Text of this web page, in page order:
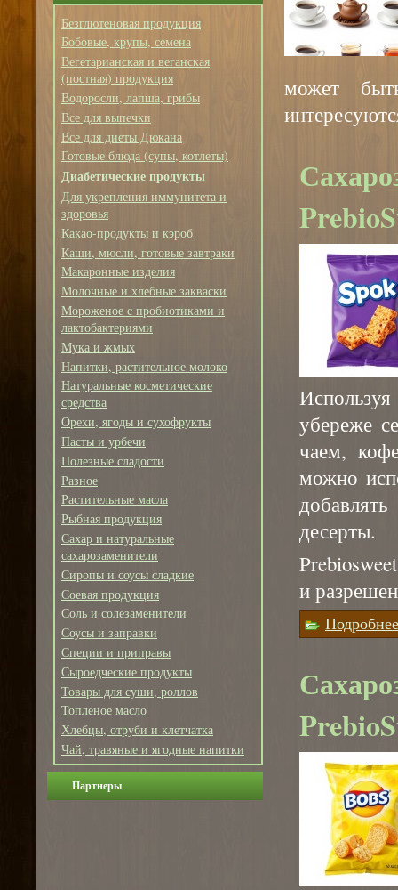
Безглютеновая продукция
Бобовые, крупы, семена
Вегетарианская и веганская
(постная) продукция
Водоросли, лапша, грибы
Все для выпечки
Все для диеты Дюкана
Готовые блюда (супы, котлеты)
Диабетические продукты
Для укрепления иммунитета и
здоровья
Какао-продукты и кэроб
Каши, мюсли, готовые завтраки
Макаронные изделия
Молочные и хлебные закваски
Мороженое с пробиотиками и
лактобактериями
Мука и жмых
Напитки, растительное молоко
Натуральные косметические
средства
Орехи, ягоды и сухофрукты
Пасты и урбечи
Полезные сладости
Разное
Растительные масла
Рыбная продукция
Сахар и натуральные
сахарозаменители
Сиропы и соусы сладкие
Соевая продукция
Соль и солезаменители
Соусы и заправки
Специи и приправы
Сыроедческие продукты
Товары для суши, роллов
Топленое масло
Хлебцы, отруби и клетчатка
Чай, травяные и ягодные напитки
Партнеры
может
убереже
чаем,
можно
десерты.
и
Подробнее